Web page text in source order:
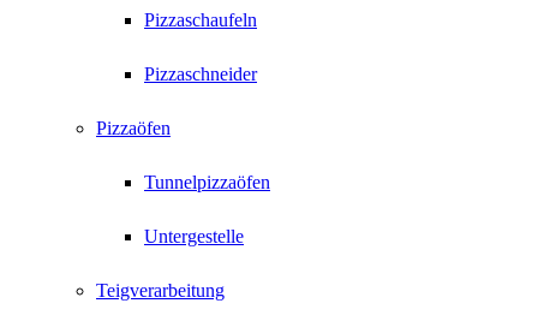
Pizzaschaufeln
Pizzaschneider
Pizzaöfen
Tunnelpizzaöfen
Untergestelle
Teigverarbeitung